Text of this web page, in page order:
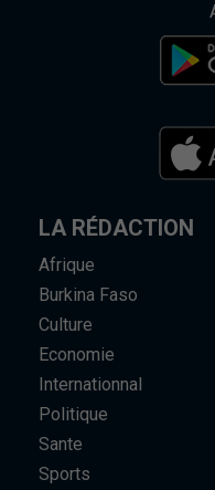
LA RÉDACTION
Afrique
Burkina Faso
Culture
Economie
Internationnal
Politique
Sante
Sports